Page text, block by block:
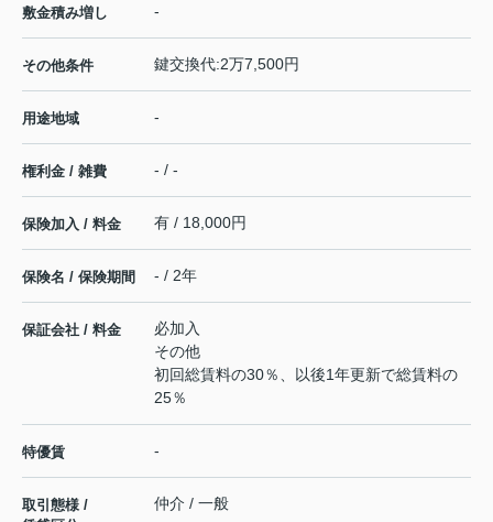
敷金積み増し -
その他条件 鍵交換代:2万7,500円
用途地域 -
権利金 / 雑費 - / -
保険加入 / 料金 有 / 18,000円
保険名 / 保険期間 - / 2年
保証会社 / 料金
必加入
その他
初回総賃料の30％、以後1年更新で総賃料の
25％
特優賃 -
取引態様 /
仲介 / 一般